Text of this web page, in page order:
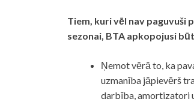
Tiem, kuri vēl nav
sezonai, BTA apkopojusi
Ņemot vērā to, ka
uzmanība jāpievērš
darbība, amortizatori